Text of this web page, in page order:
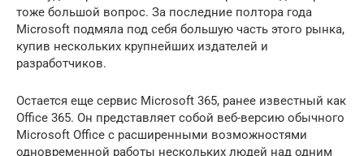
тоже большой вопрос. За последние полтора года
Microsoft подмяла под себя большую часть этого рынка,
купив нескольких крупнейших издателей и
разработчиков.
Остается еще сервис Microsoft 365, ранее известный как
Office 365. Он представляет собой веб-версию обычного
Microsoft Office с расширенными возможностями
одновременной работы нескольких людей над одним